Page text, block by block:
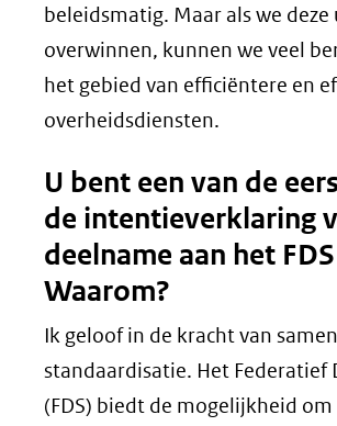
beleidsmatig. Maar als we
overwinnen, kunnen we veel
het gebied van efficiëntere en
overheidsdiensten.
U bent een van de
de intentieverklaring
deelname aan het
Waarom?
Ik geloof in de kracht van
standaardisatie. Het Federatief
(FDS) biedt de mogelijkheid